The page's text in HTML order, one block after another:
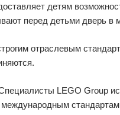
детям
перед детьми дверь в
отраслевым
LEGO Group
стандартам